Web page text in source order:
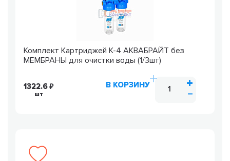
Комплект Картриджей К-4 АКВАБРАЙТ без
МЕМБРАНЫ для очистки воды (1/3шт)
1322.6
шт
В КОРЗИНУ